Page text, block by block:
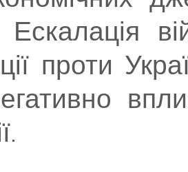
Ескалація
проти